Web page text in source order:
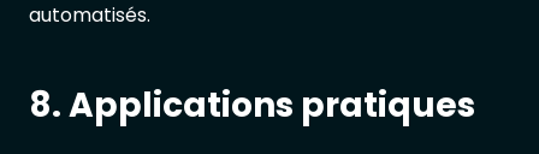
automatisés.
8. Applications pratiques